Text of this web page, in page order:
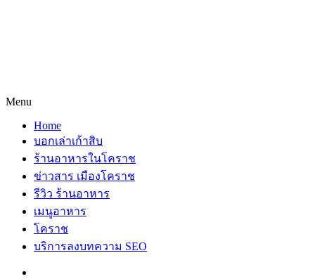
Menu
Home
บอกเล่าเก้าสิบ
ร้านอาหารในโคราช
ข่าวสาร เมืองโคราช
รีวิว ร้านอาหาร
เมนูอาหาร
โคราช
บริการลงบทความ SEO